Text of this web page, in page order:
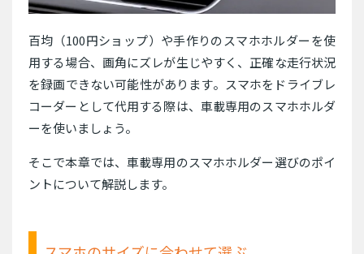
百均（100円ショップ）や手作りのスマホホルダーを使
用する場合、画角にズレが生じやすく、正確な走行状況
を録画できない可能性があります。スマホをドライブレ
コーダーとして代用する際は、車載専用のスマホホルダ
ーを使いましょう。
そこで本章では、車載専用のスマホホルダー選びのポイ
ントについて解説します。